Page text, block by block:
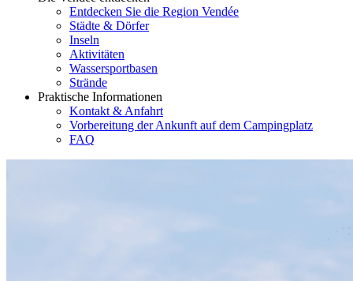
Entdecken Sie die Region Vendée
Städte & Dörfer
Inseln
Aktivitäten
Wassersportbasen
Strände
Praktische Informationen
Kontakt & Anfahrt
Vorbereitung der Ankunft auf dem Campingplatz
FAQ